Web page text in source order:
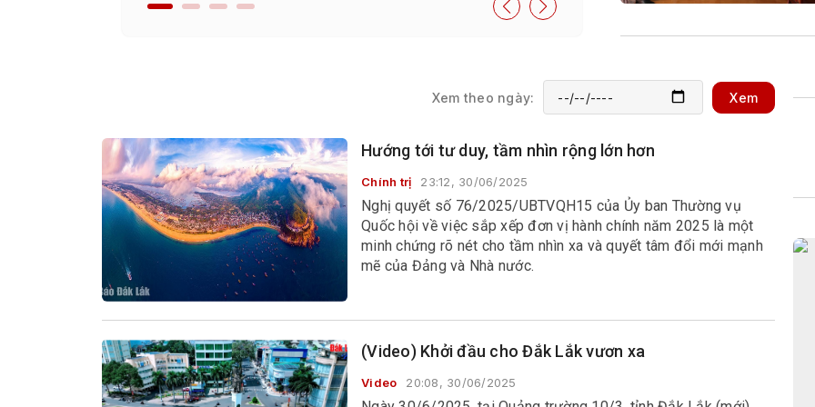
Xem theo ngày: Xem
Hướng tới tư duy, tầm nhìn rộng lớn hơn
Chính trị 23:12, 30/06/2025
Nghị quyết số 76/2025/UBTVQH15 của Ủy ban Thường vụ
Quốc hội về việc sắp xếp đơn vị hành chính năm 2025 là một
minh chứng rõ nét cho tầm nhìn xa và quyết tâm đổi mới mạnh
mẽ của Đảng và Nhà nước.
(Video) Khởi đầu cho Đắk Lắk vươn xa
Video 20:08, 30/06/2025